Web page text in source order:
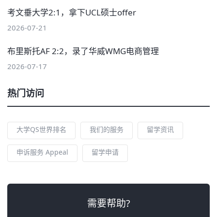
考文垂大学2:1，拿下UCL硕士offer
2026-07-21
布里斯托AF 2:2，录了华威WMG电商管理
2026-07-17
热门访问
大学QS世界排名 我们的服务 留学资讯
申诉服务 Appeal 留学申请
需要帮助?